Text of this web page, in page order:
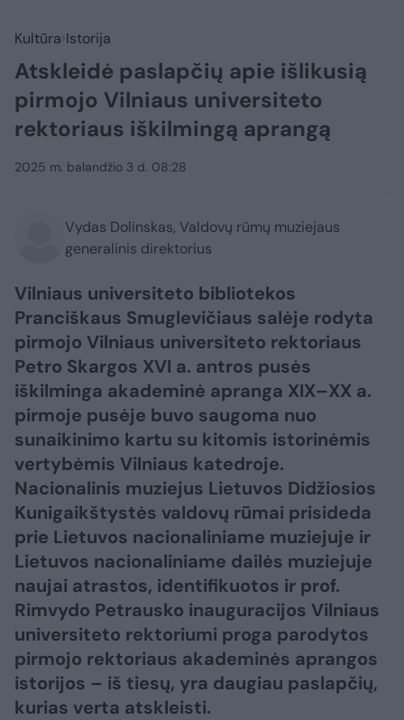
Kultūra Istorija
Atskleidė paslapčių apie išlikusią
pirmojo Vilniaus universiteto
rektoriaus iškilmingą aprangą
2025 m. balandžio 3 d. 08:28
Vydas Dolinskas, Valdovų rūmų muziejaus
generalinis direktorius
Vilniaus universiteto bibliotekos
Pranciškaus Smuglevičiaus salėje rodyta
pirmojo Vilniaus universiteto rektoriaus
Petro Skargos XVI a. antros pusės
iškilminga akademinė apranga XIX–XX a.
pirmoje pusėje buvo saugoma nuo
sunaikinimo kartu su kitomis istorinėmis
vertybėmis Vilniaus katedroje.
Nacionalinis muziejus Lietuvos Didžiosios
Kunigaikštystės valdovų rūmai prisideda
prie Lietuvos nacionaliniame muziejuje ir
Lietuvos nacionaliniame dailės muziejuje
naujai atrastos, identifikuotos ir prof.
Rimvydo Petrausko inauguracijos Vilniaus
universiteto rektoriumi proga parodytos
pirmojo rektoriaus akademinės aprangos
istorijos – iš tiesų, yra daugiau paslapčių,
kurias verta atskleisti.